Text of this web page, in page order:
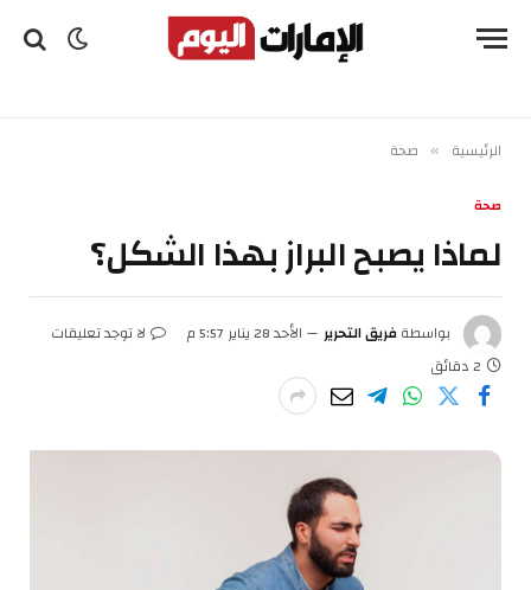
الرئيسية » صحة
صحة
لماذا يصبح البراز بهذا الشكل؟
بواسطةفريق التحرير الأحد 28 يناير 5:57 م
لا توجد تعليقات
2 دقائق